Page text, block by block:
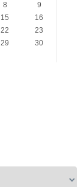
8
9
15
16
22
23
29
30